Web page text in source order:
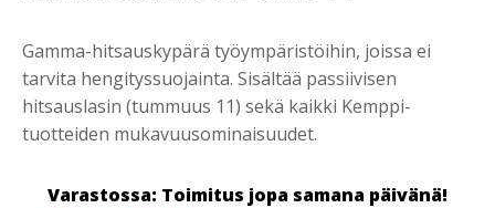
Gamma-hitsauskypärä työympäristöihin, joissa ei
tarvita hengityssuojainta. Sisältää passiivisen
hitsauslasin (tummuus 11) sekä kaikki Kemppi-
tuotteiden mukavuusominaisuudet.
Varastossa: Toimitus jopa samana päivänä!